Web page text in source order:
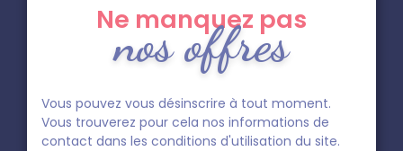
Ne manquez pas
nos offres
Vous pouvez vous désinscrire à tout moment.
Vous trouverez pour cela nos informations de
contact dans les conditions d'utilisation du site.